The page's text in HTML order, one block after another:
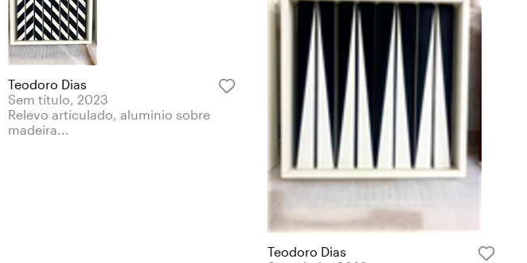
Teodoro Dias
Sem título, 2023
Relevo articulado, aluminio sobre
madeira...
Teodoro Dias